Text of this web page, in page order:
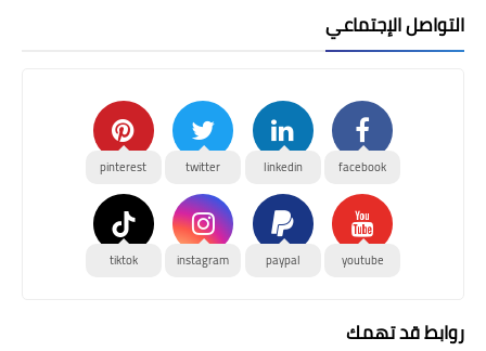
التواصل الإجتماعي
facebook
linkedin
twitter
pinterest
youtube
paypal
instagram
tiktok
روابط قد تهمك